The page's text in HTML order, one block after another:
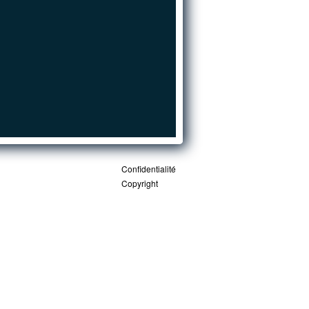
Confidentialité
Copyright